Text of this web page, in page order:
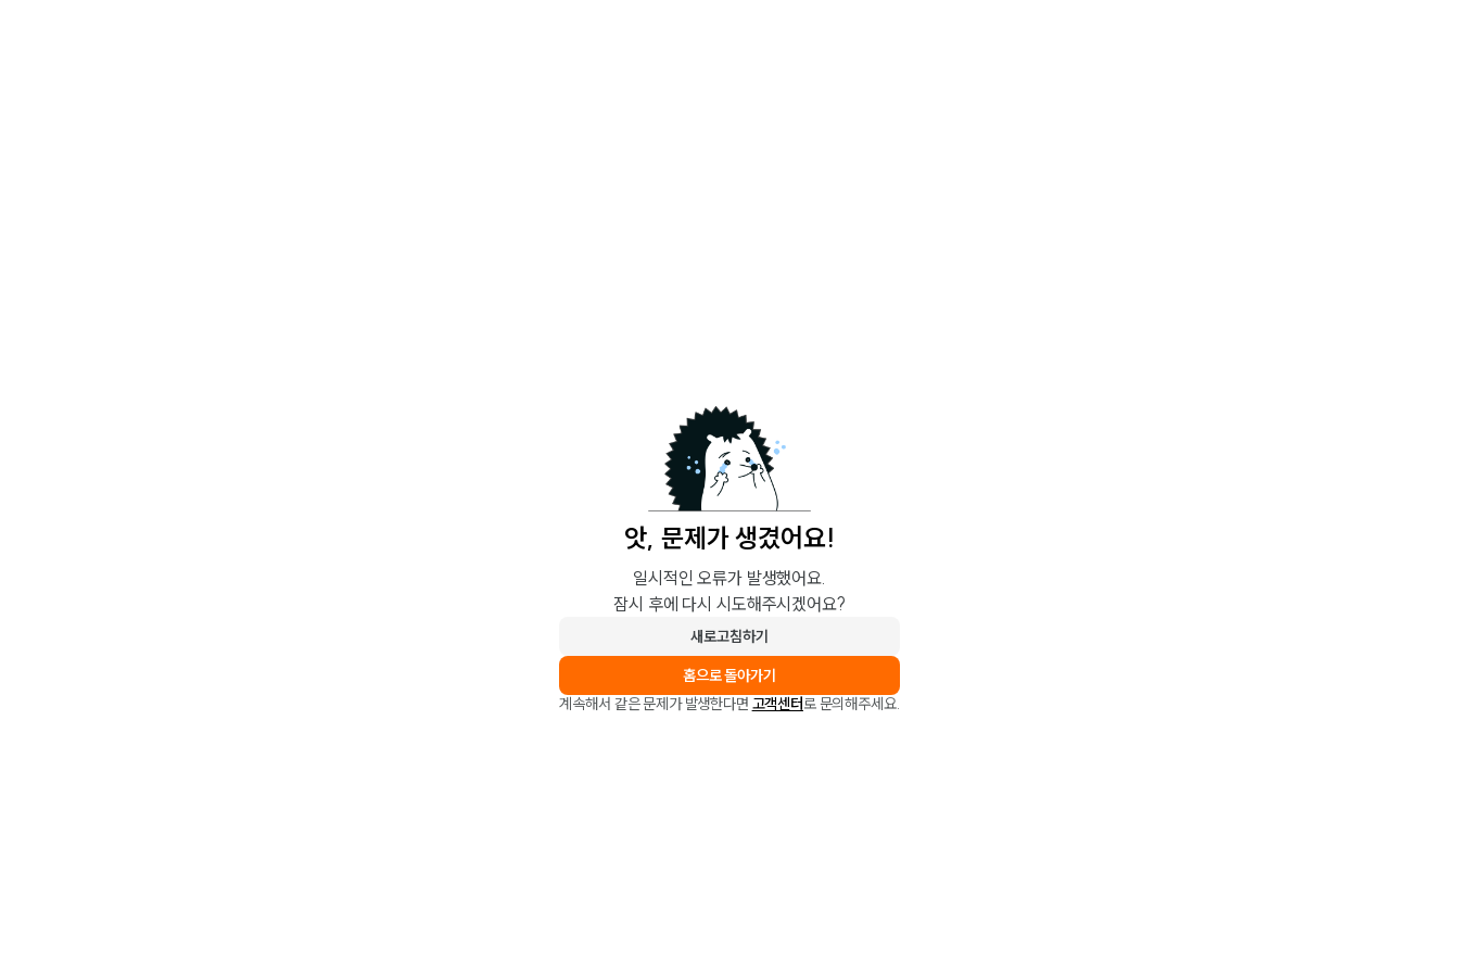
앗, 문제가 생겼어요!
일시적인 오류가 발생했어요.
잠시 후에 다시 시도해주시겠어요?
새로고침하기
홈으로 돌아가기
계속해서 같은 문제가 발생한다면 고객센터로 문의해주세요.